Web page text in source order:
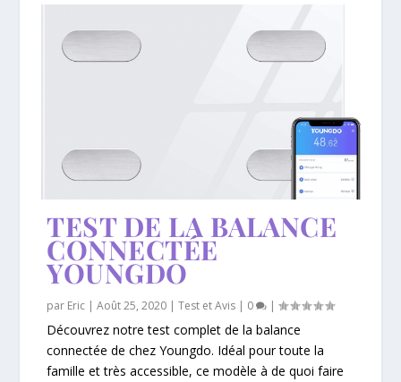
TEST DE LA BALANCE
CONNECTÉE
YOUNGDO
par Eric |Août 25, 2020 |Test et Avis | 0 |
Découvrez notre test complet de la balance
connectée de chez Youngdo. Idéal pour toute la
famille et très accessible, ce modèle à de quoi faire